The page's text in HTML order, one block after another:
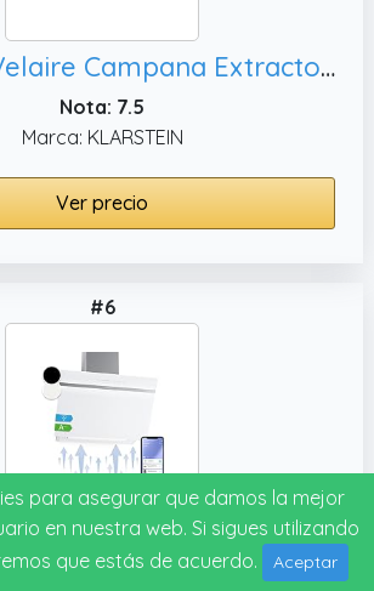
Klarstein Velaire Campana Extractora Integrada 60cm, Blanco
Nota: 7.5
Marca: KLARSTEIN
Ver precio
#6
Klarstein Campana Extractora 60 cm, Campana Bajo Consumo Silenciosa de Clase A++
para asegurar que damos la mejor
en nuestra web. Si sigues utilizando
que estás de acuerdo.
Aceptar